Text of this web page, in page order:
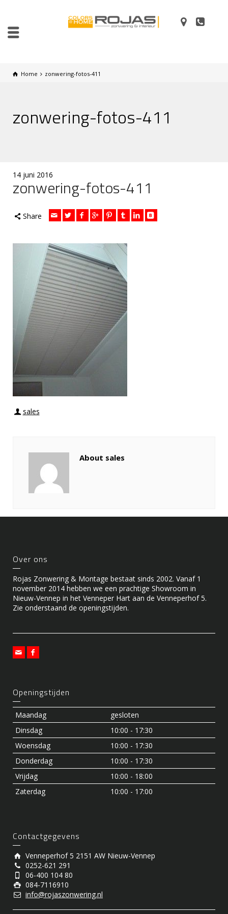
Home zonwering-fotos-411
zonwering-fotos-411
14 juni 2016
zonwering-fotos-411
Share
sales
About sales
Over ons
Rojas Zonwering & Montage bestaat sinds 2002. Vanaf 1
november 2014 hebben we een prachtige Showroom in
Nieuw-Vennep in het Venneper Hart aan de Venneperhof 5.
Zie onderstaand de openingstijden.
Openingstijden
Maandag
gesloten
Dinsdag
10:00 - 17:30
Woensdag
10:00 - 17:30
Donderdag
10:00 - 17:30
Vrijdag
10:00 - 18:00
Zaterdag
10:00 - 17:00
Contactgegevens
Venneperhof 5 2151 AW Nieuw-Vennep
0252-621 291
06-400 104 80
084-7116910
info@rojaszonwering.nl